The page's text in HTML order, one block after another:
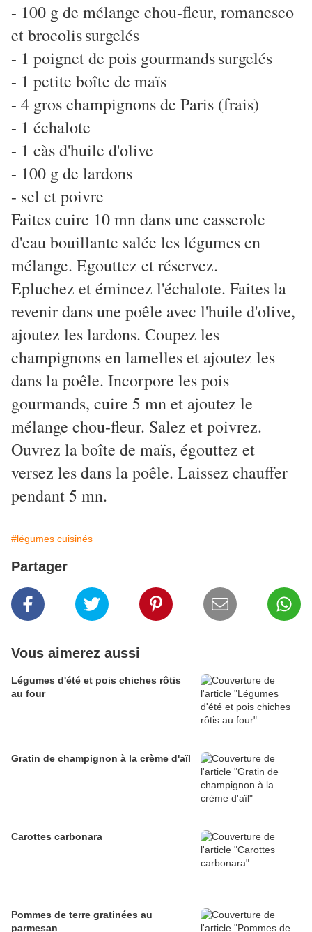
- 100 g de mélange chou-fleur, romanesco
et brocolissurgelés
- 1 poignet de pois gourmandssurgelés
- 1 petite boîte de maïs
- 4 gros champignons de Paris (frais)
- 1 échalote
- 1 càs d'huile d'olive
- 100 g de lardons
- sel et poivre
Faites cuire 10 mn dans une casserole
d'eau bouillante salée les légumes en
mélange. Egouttez et réservez.
Epluchez et émincez l'échalote. Faites la
revenir dans une poêle avec l'huile d'olive,
ajoutez les lardons. Coupez les
champignons en lamelles et ajoutez les
dans la poêle. Incorpore les pois
gourmands, cuire 5 mn et ajoutez le
mélange chou-fleur. Salez et poivrez.
Ouvrez la boîte de maïs, égouttez et
versez les dans la poêle. Laissez chauffer
pendant 5 mn.
#légumes cuisinés
Partager
Vous aimerez aussi
Légumes d'été et pois chiches rôtis
au four
Gratin de champignon à la crème d'aïl
Carottes carbonara
Pommes de terre gratinées au
parmesan